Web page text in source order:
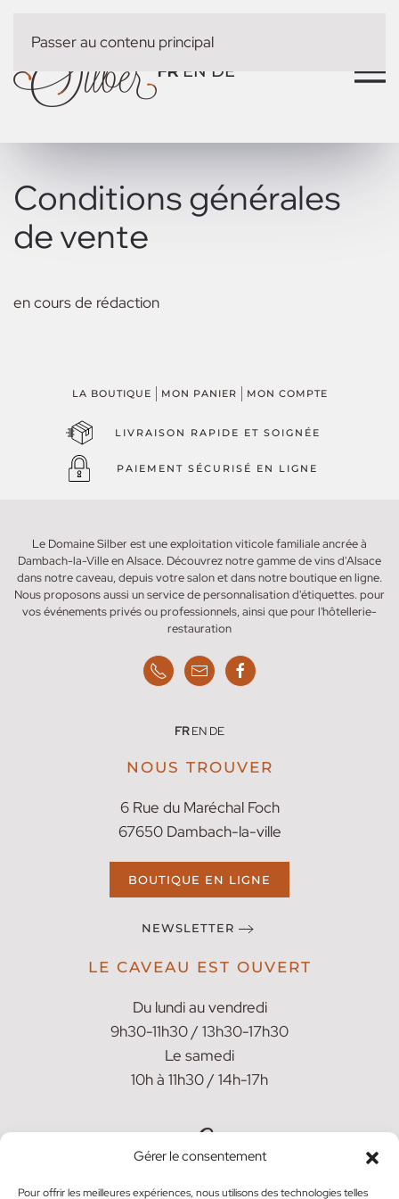
Gérer le consentement
Pour offrir les meilleures expériences, nous utilisons des technologies telles
Passer au contenu principal
FR EN DE
Conditions générales
de vente
en cours de rédaction
LA BOUTIQUE MON PANIER MON COMPTE
LIVRAISON RAPIDE ET SOIGNÉE
PAIEMENT SÉCURISÉ EN LIGNE
Le Domaine Silber est une exploitation viticole familiale ancrée à
Dambach-la-Ville en Alsace. Découvrez notre gamme de vins d'Alsace
dans notre caveau, depuis votre salon et dans notre boutique en ligne.
Nous proposons aussi un service de personnalisation d'étiquettes. pour
vos événements privés ou professionnels, ainsi que pour l'hôtellerie-
restauration
FR EN DE
NOUS TROUVER
6 Rue du Maréchal Foch
67650 Dambach-la-ville
BOUTIQUE EN LIGNE
NEWSLETTER
LE CAVEAU EST OUVERT
Du lundi au vendredi
9h30-11h30 / 13h30-17h30
Le samedi
10h à 11h30 / 14h-17h